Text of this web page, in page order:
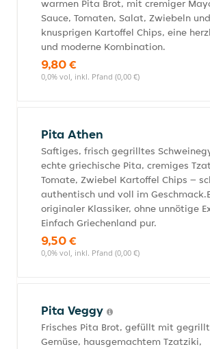
warmen Pita Brot, mit cremiger
Sauce, Tomaten, Salat, Zwiebeln und
knusprigen Kartoffel Chips, eine
und moderne Kombination.
9,80 €
0,0% vol, inkl. Pfand (0,00 €)
Pita Athen
Saftiges, frisch gegrilltes
echte griechische Pita, cremiges
Tomate, Zwiebel Kartoffel Chips –
authentisch und voll im
originaler Klassiker, ohne unnötige
Einfach Griechenland pur.
9,50 €
0,0% vol, inkl. Pfand (0,00 €)
Pita Veggy
Frisches Pita Brot, gefüllt mit
Gemüse, hausgemachtem Tzatziki,